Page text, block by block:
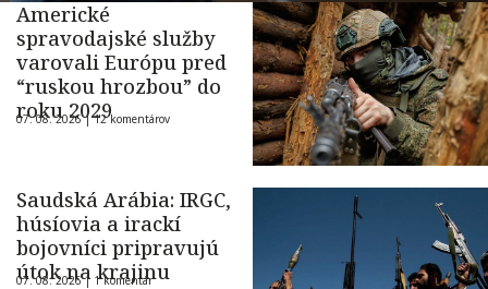
Americké
spravodajské služby
varovali Európu pred
“ruskou hrozbou” do
roku 2029
07. 08. 2026 |12 komentárov
Saudská Arábia: IRGC,
húsíovia a irackí
bojovníci pripravujú
útok na krajinu
07. 08. 2026 | 1 komentár